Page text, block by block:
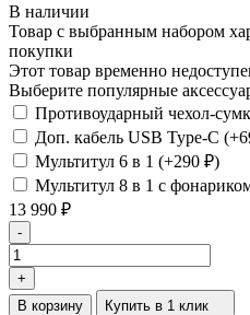
В наличии
Товар с выбранным набором
покупки
Этот товар временно
Выберите популярные
Противоударный чехол-
Доп. кабель USB Type-C (+
Мультитул 6 в 1 (+290 ₽)
Мультитул 8 в 1 с
13 990 ₽
-
+
В корзину
Купить в 1 клик